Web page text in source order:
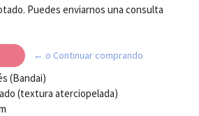
Puedes enviarnos una consulta
← o Continuar comprando
(Bandai)
(textura aterciopelada)